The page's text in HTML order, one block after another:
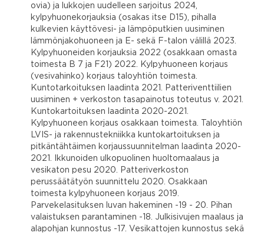
ovia) ja lukkojen uudelleen sarjoitus 2024,
kylpyhuonekorjauksia (osakas itse D15), pihalla
kulkevien käyttövesi- ja lämpöputkien uusiminen
lämmönjakohuoneen ja E- sekä F-talon välillä 2023.
Kylpyhuoneiden korjauksia 2022 (osakkaan omasta
toimesta B 7 ja F21) 2022. Kylpyhuoneen korjaus
(vesivahinko) korjaus taloyhtiön toimesta.
Kuntotarkoituksen laadinta 2021. Patteriventtiilien
uusiminen + verkoston tasapainotus toteutus v. 2021.
Kuntokartoituksen laadinta 2020-2021.
Kylpyhuoneen korjaus osakkaan toimesta. Taloyhtiön
LVIS- ja rakennustekniikka kuntokartoituksen ja
pitkäntähtäimen korjaussuunnitelman laadinta 2020-
2021. Ikkunoiden ulkopuolinen huoltomaalaus ja
vesikaton pesu 2020. Patteriverkoston
perussäätätyön suunnittelu 2020. Osakkaan
toimesta kylpyhuoneen korjaus 2019.
Parvekelasituksen luvan hakeminen -19 - 20. Pihan
valaistuksen parantaminen -18. Julkisivujen maalaus ja
alapohjan kunnostus -17. Vesikattojen kunnostus sekä